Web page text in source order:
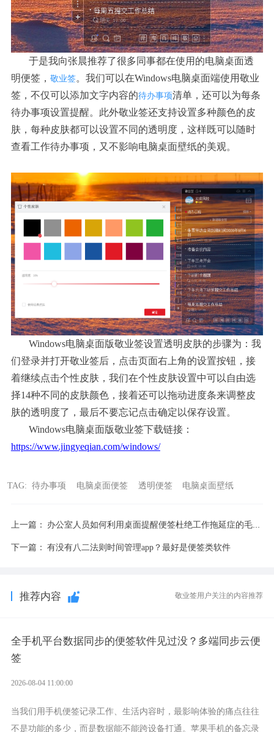
于是我向张晨推荐了很多同事都在使用的电脑桌面透
明便签， 敬业签。我们可以在Windows电脑桌面端使用敬业
签，不仅可以添加文字内容的待办事项清单，还可以为每条
待办事项设置提醒。此外敬业签还支持设置多种颜色的皮
肤，每种皮肤都可以设置不同的透明度，这样既可以随时
查看工作待办事项，又不影响电脑桌面壁纸的美观。
Windows电脑桌面版敬业签设置透明皮肤的步骤为：我
们登录并打开敬业签后，点击页面右上角的设置按钮，接
着继续点击个性皮肤，我们在个性皮肤设置中可以自由选
择14种不同的皮肤颜色，接着还可以拖动进度条来调整皮
肤的透明度了，最后不要忘记点击确定以保存设置。
Windows电脑桌面版敬业签下载链接：
https://www.jingyeqian.com/windows/
TAG: 待办事项 电脑桌面便签 透明便签 电脑桌面壁纸
上一篇： 办公室人员如何利用桌面提醒便签杜绝工作拖延症的毛病？
下一篇： 有没有八二法则时间管理app？最好是便签类软件
推荐内容 敬业签用户关注的内容推荐
全手机平台数据同步的便签软件见过没？多端同步云便
签
2026-08-04 11:00:00
当我们用手机便签记录工作、生活内容时，最影响体验的痛点往往
不是功能的多少，而是数据能不能跨设备打通。苹果手机的备忘录